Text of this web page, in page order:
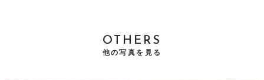
OTHERS
他の写真を見る